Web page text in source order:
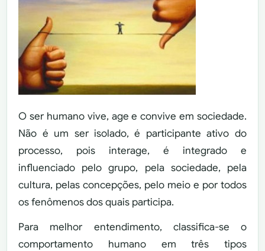
O ser humano vive, age e convive em sociedade.
Não é um ser isolado, é participante ativo do
processo, pois interage, é integrado e
influenciado pelo grupo, pela sociedade, pela
cultura, pelas concepções, pelo meio e por todos
os fenômenos dos quais participa.
Para melhor entendimento, classifica-se o
comportamento humano em três tipos